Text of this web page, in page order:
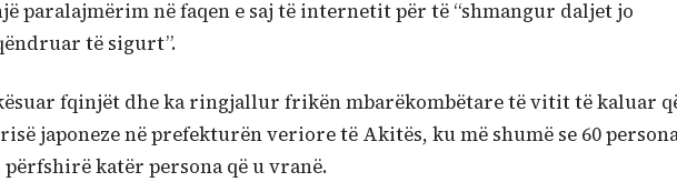
paralajmërim në faqen e saj të internetit për të “shmangur daljet jo
të sigurt”.
fqinjët dhe ka ringjallur frikën mbarëkombëtare të vitit të kaluar
japoneze në prefekturën veriore të Akitës, ku më shumë se 60
katër persona që u vranë.